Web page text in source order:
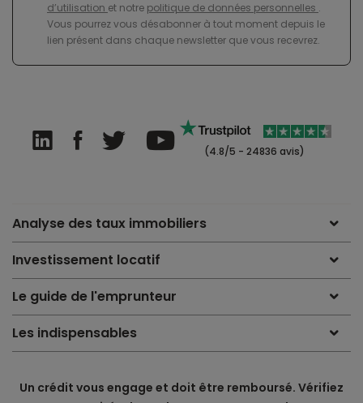
d’utilisation et notre politique de données personnelles .
Vous pourrez vous désabonner à tout moment depuis le
lien présent dans chaque newsletter que vous recevrez.
(4.8/5 - 24836 avis)
Analyse des taux immobiliers
Investissement locatif
Le guide de l'emprunteur
Les indispensables
Un crédit vous engage et doit être remboursé. Vérifiez